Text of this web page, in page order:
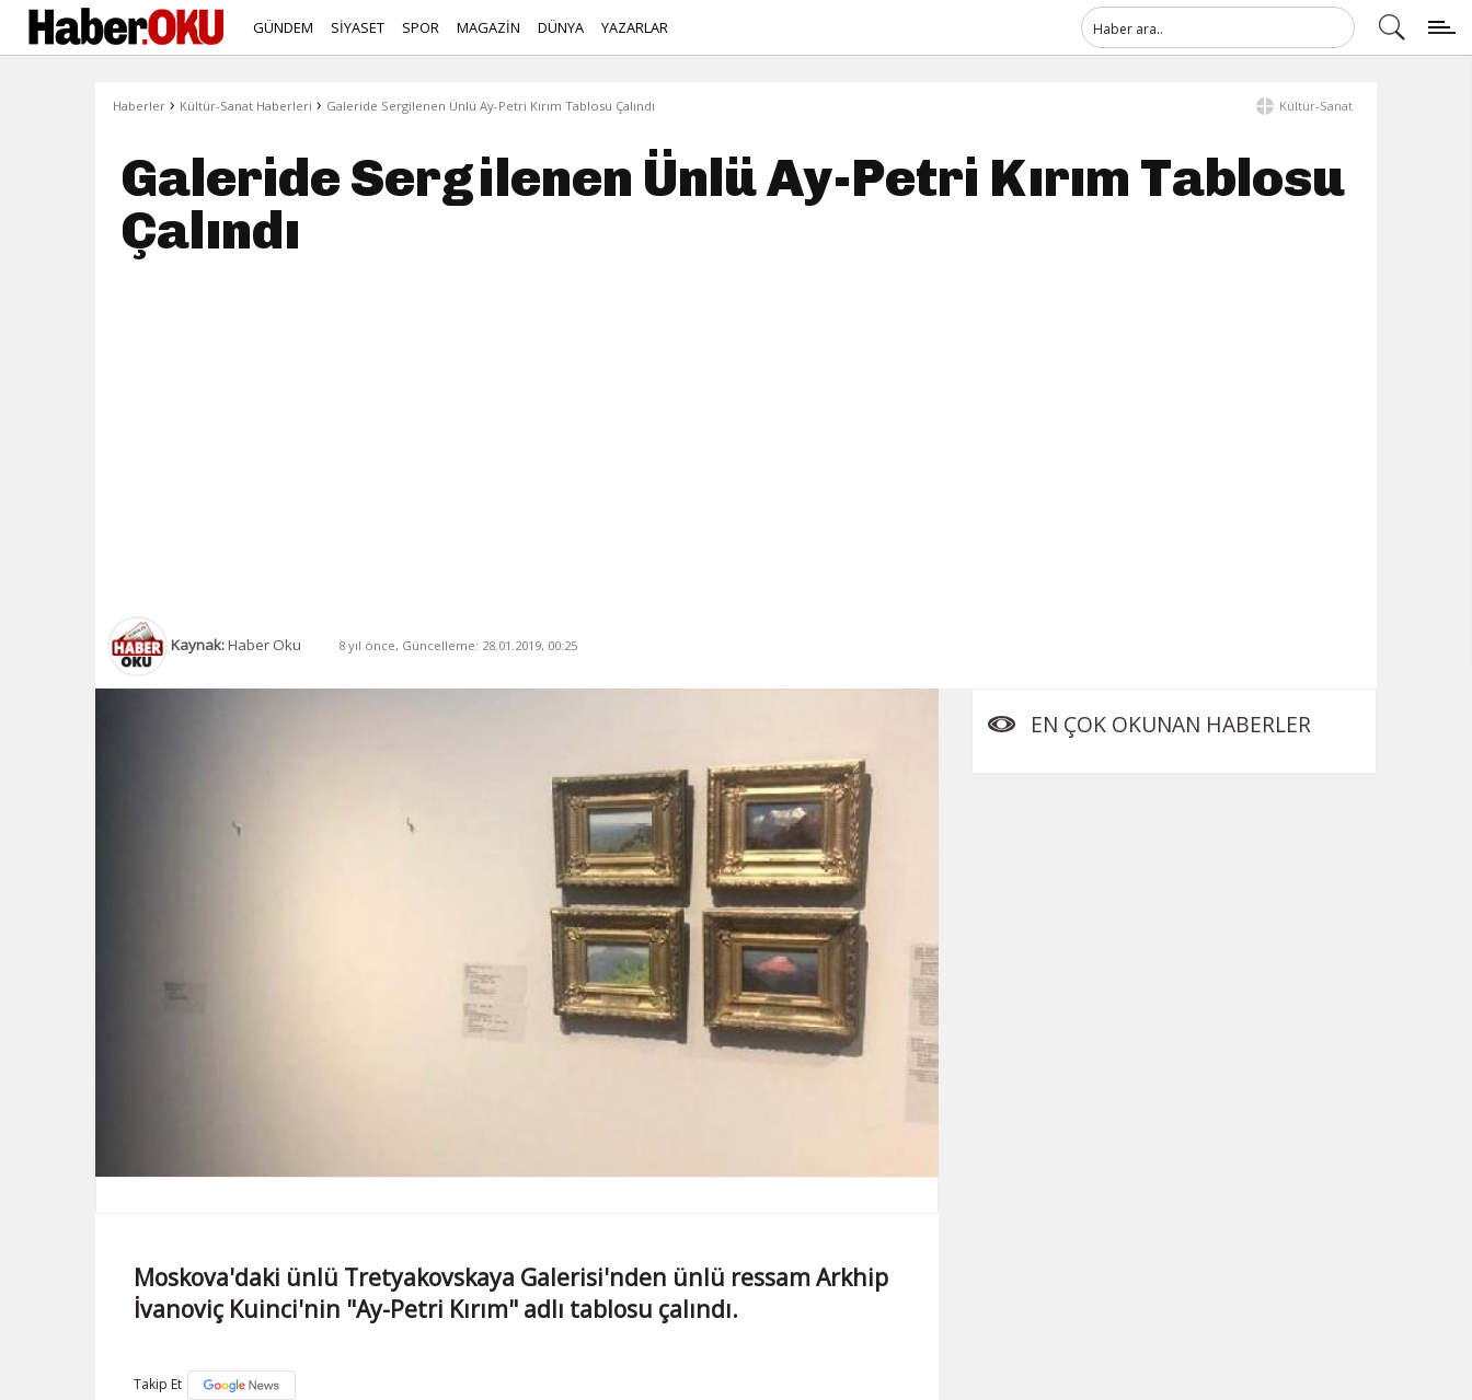
GÜNDEM SİYASET SPOR MAGAZİN DÜNYA YAZARLAR
Haberler › Kültür-Sanat Haberleri › Galeride Sergilenen Ünlü Ay-Petri Kırım Tablosu Çalındı Kültür-Sanat
Galeride Sergilenen Ünlü Ay-Petri Kırım Tablosu
Çalındı
Kaynak:Haber Oku 8 yıl önce, Güncelleme: 28.01.2019, 00:25
Moskova'daki ünlü Tretyakovskaya Galerisi'nden ünlü ressam Arkhip
İvanoviç Kuinci'nin "Ay-Petri Kırım" adlı tablosu çalındı.
Takip Et
EN ÇOK OKUNAN HABERLER